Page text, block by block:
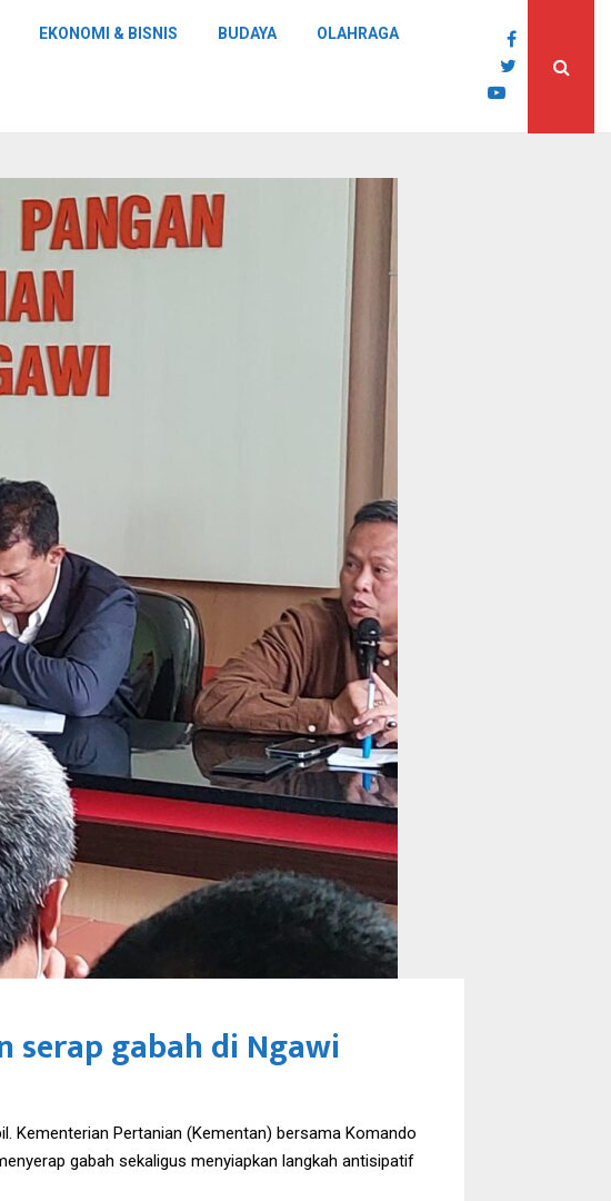
EKONOMI & BISNIS BUDAYA OLAHRAGA
serap gabah di Ngawi
Kementerian Pertanian (Kementan) bersama Komando
gabah sekaligus menyiapkan langkah antisipatif